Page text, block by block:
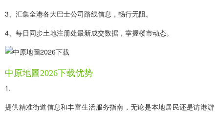
3、汇集全港各大巴士公司路线信息，畅行无阻。
4、每日同步土地注册处最新成交数据，掌握楼市动态。
中原地圖2026下载优势
1.
提供精准街道信息和丰富生活服务指南，无论是本地居民还是访港游